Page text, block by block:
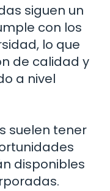
siguen un
con los
lo que
de calidad y
a nivel
suelen tener
disponibles